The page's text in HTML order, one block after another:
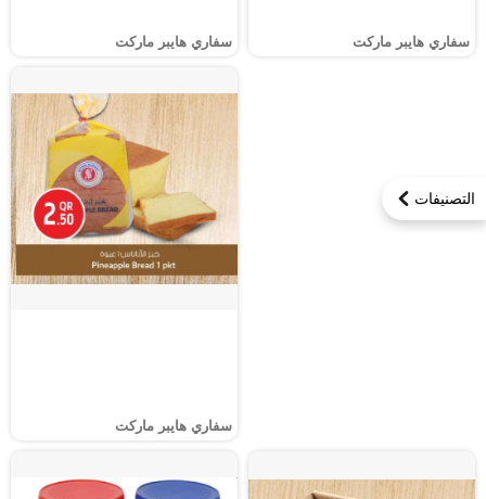
التصنيفات
سفاري هايبر ماركت سفاري هايبر ماركت
سفاري هايبر ماركت